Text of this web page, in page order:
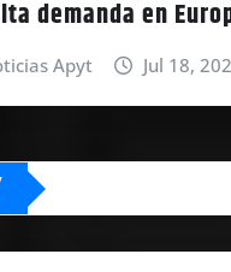
demanda en
Apyt Jul 18,